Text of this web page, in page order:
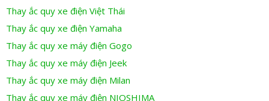
Thay ắc quy xe điện Việt Thái
Thay ắc quy xe điện Yamaha
Thay ắc quy xe máy điện Gogo
Thay ắc quy xe máy điện Jeek
Thay ắc quy xe máy điện Milan
Thay ắc quy xe máy điện NIOSHIMA